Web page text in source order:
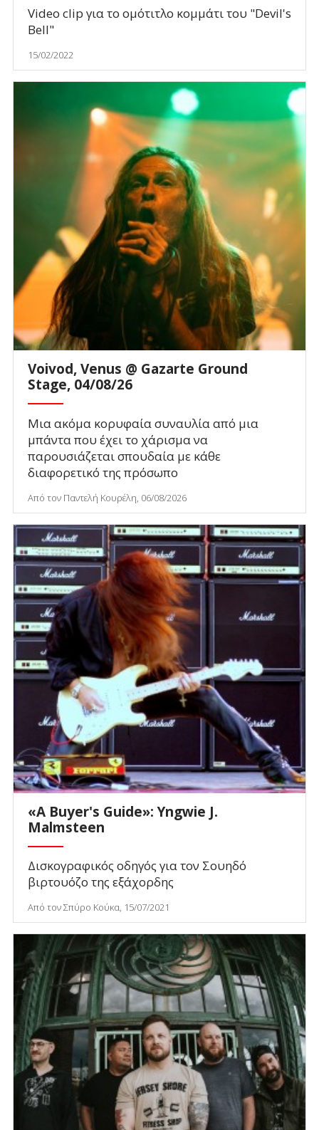
Video clip για το ομότιτλο κομμάτι του "Devil's
Bell"
15/02/2022
Voivod, Venus @ Gazarte Ground
Stage, 04/08/26
Μια ακόμα κορυφαία συναυλία από μια
μπάντα που έχει το χάρισμα να
παρουσιάζεται σπουδαία με κάθε
διαφορετικό της πρόσωπο
Από τον Παντελή Κουρέλη, 06/08/2026
«A Buyer's Guide»: Yngwie J.
Malmsteen
Δισκογραφικός οδηγός για τον Σουηδό
βιρτουόζο της εξάχορδης
Από τον Σπύρο Κούκα, 15/07/2021